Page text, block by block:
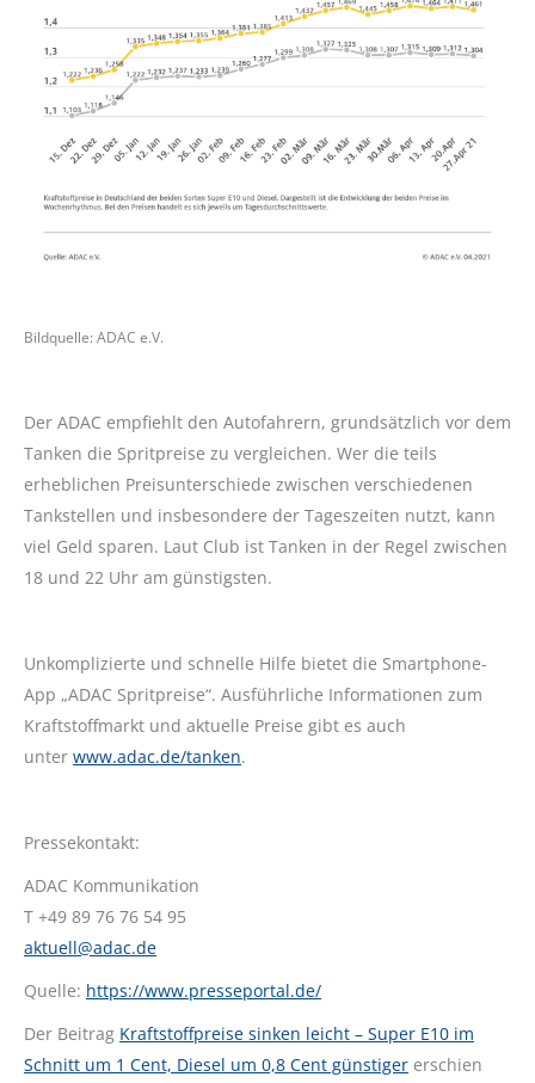
Bildquelle: ADAC e.V.
Der ADAC empfiehlt den Autofahrern, grundsätzlich vor dem
Tanken die Spritpreise zu vergleichen. Wer die teils
erheblichen Preisunterschiede zwischen verschiedenen
Tankstellen und insbesondere der Tageszeiten nutzt, kann
viel Geld sparen. Laut Club ist Tanken in der Regel zwischen
18 und 22 Uhr am günstigsten.
Unkomplizierte und schnelle Hilfe bietet die Smartphone-
App „ADAC Spritpreise“. Ausführliche Informationen zum
Kraftstoffmarkt und aktuelle Preise gibt es auch
unter www.adac.de/tanken.
Pressekontakt:
ADAC Kommunikation
T +49 89 76 76 54 95
aktuell@adac.de
Quelle: https://www.presseportal.de/
Der Beitrag Kraftstoffpreise sinken leicht – Super E10 im
Schnitt um 1 Cent, Diesel um 0,8 Cent günstiger erschien